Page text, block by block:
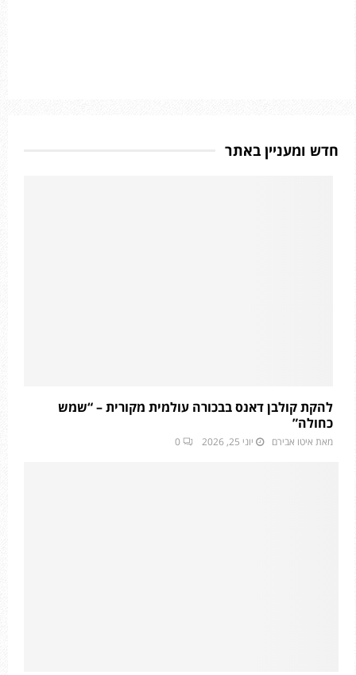
חדש ומעניין באתר
להקת קולבן דאנס בבכורה עולמית מקורית – “שמש
כחולה”
מאת איטו אבירם יוני 25, 2026 0